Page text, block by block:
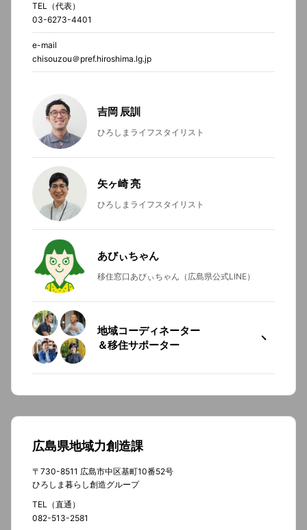
TEL（代表）
03-6273-4401
e-mail
chisouzou＠pref.hiroshima.lg.jp
吉岡 辰訓
ひろしまライフスタイリスト
矢ヶ崎 亮
ひろしまライフスタイリスト
あびぃちゃん
移住窓口あびぃちゃん（広島県公式LINE）
地域コーディネーター
＆移住サポーター
広島県地域力創造課
〒730-8511 広島市中区基町10番52号
ひろしま暮らし創造グループ
TEL（直通）
082-513-2581